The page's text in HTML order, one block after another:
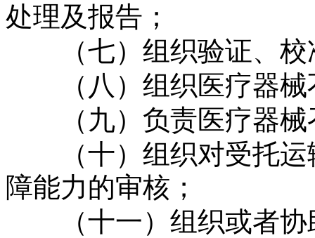
处理及报告；
（七）组织验证、校
（八）组织医疗器械
（九）负责医疗器械
（十）组织对受托运
障能力的审核；
（十一）组织或者协